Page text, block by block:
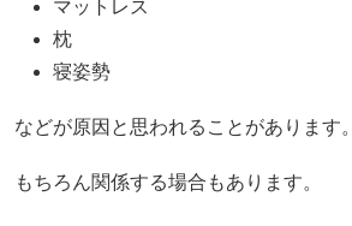
マットレス
枕
寝姿勢
などが原因と思われることがあります。
もちろん関係する場合もあります。